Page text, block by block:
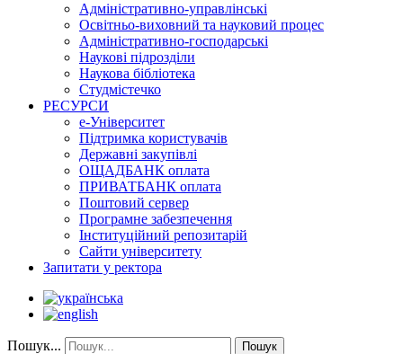
Адміністративно-управлінські
Освітньо-виховний та науковий процес
Адміністративно-господарські
Наукові підрозділи
Наукова бібліотека
Студмістечко
РЕСУРСИ
е-Університет
Підтримка користувачів
Державні закупівлі
ОЩАДБАНК оплата
ПРИВАТБАНК оплата
Поштовий сервер
Програмне забезпечення
Інституційний репозитарій
Сайти університету
Запитати у ректора
Пошук... Пошук